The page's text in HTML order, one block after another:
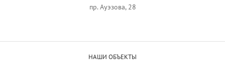
пр. Ауэзова, 28
НАШИ ОБЪЕКТЫ